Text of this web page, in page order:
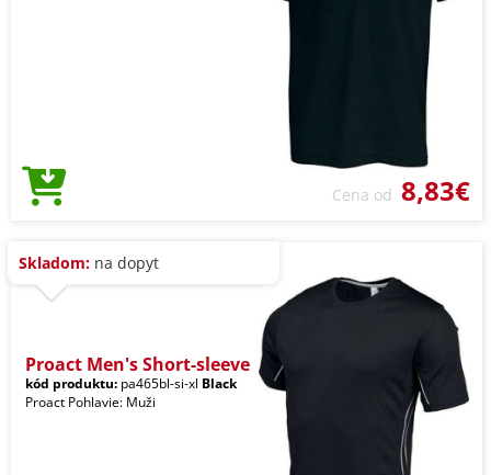
Cena od 8,83€
Skladom: na dopyt
Proact Men's Short-sleeve
kód produktu: pa465bl-si-xl Black
Proact Pohlavie: Muži